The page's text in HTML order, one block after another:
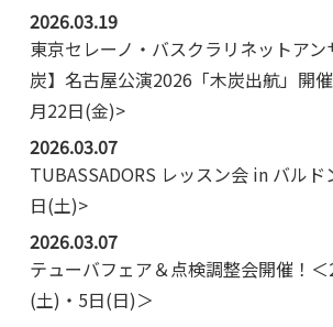
2026.03.19
東京セレーノ・バスクラリネットア
炭】名古屋公演2026「木炭出航」開
月22日(金)>
2026.03.07
TUBASSADORS レッスン会 in バル
日(土)>
2026.03.07
テューバフェア＆点検調整会開催！
(土)・5日(日)＞